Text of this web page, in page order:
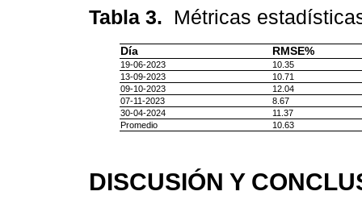
Tabla 3. Métricas
Día RMSE%
19-06-2023
10.35
13-09-2023
10.71
09-10-2023
12.04
07-11-2023
8.67
30-04-2024
11.37
Promedio
10.63
DISCUSIÓN Y